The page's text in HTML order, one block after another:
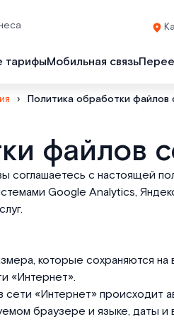
тарифыМобильная связь
› Политика обработки файлов
файлов
соглашаетесь с настоящей
Google Analytics,
которые сохраняются
«Интернет».
«Интернет» происходит
браузере и языке, даты